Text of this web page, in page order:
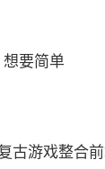
要简单
古游戏整合